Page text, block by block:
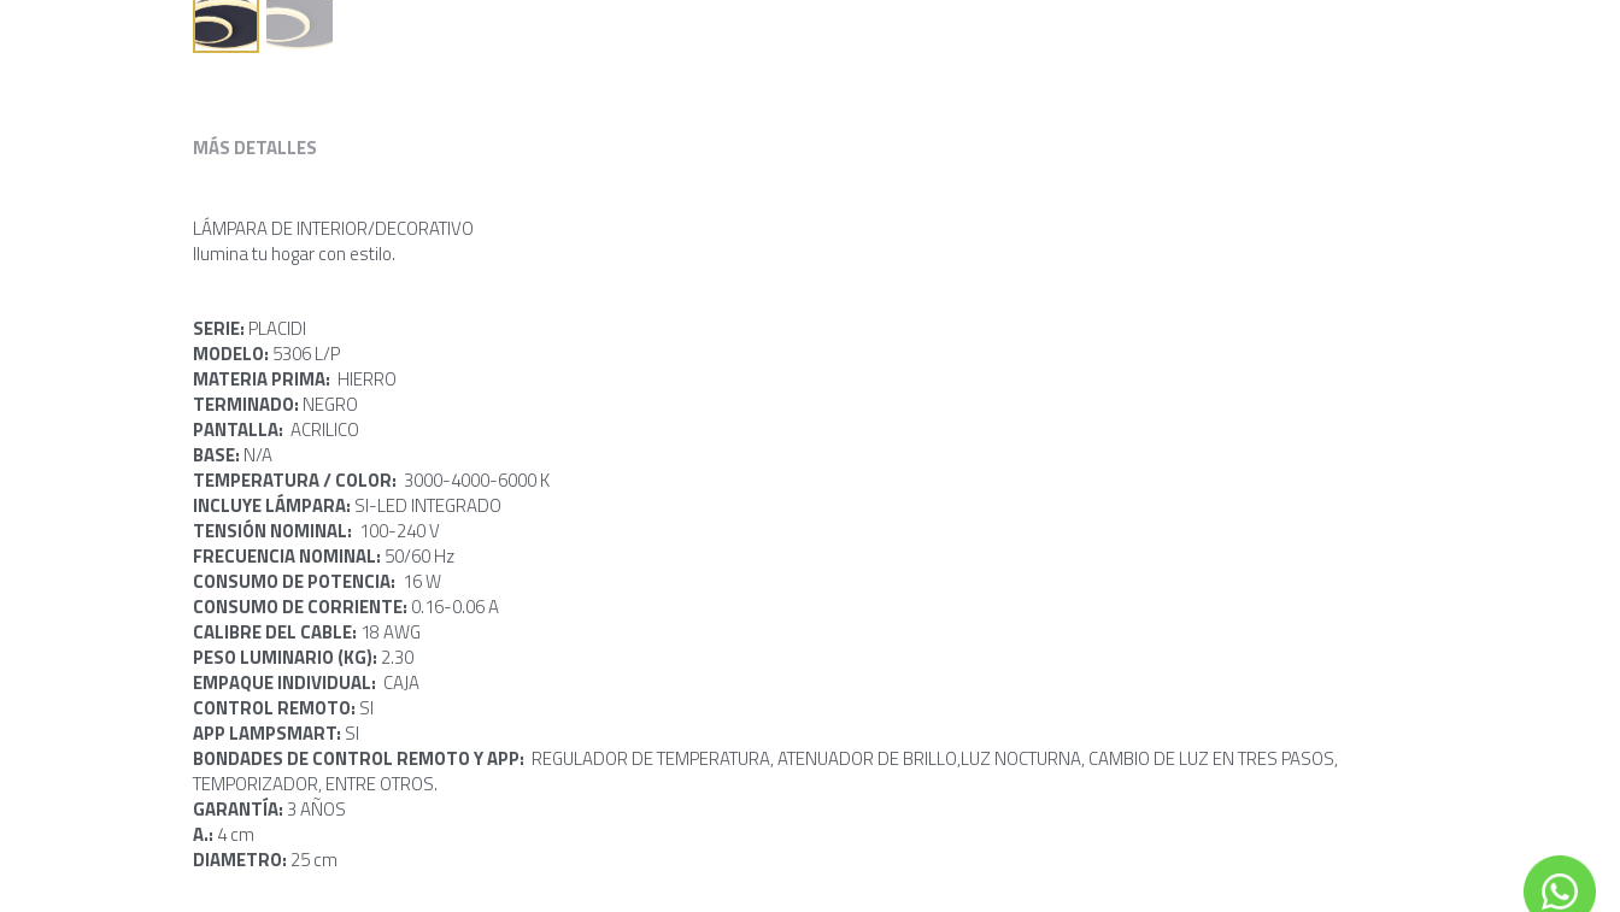
MÁS DETALLES
LÁMPARA DE INTERIOR/DECORATIVO
Ilumina tu hogar con estilo.
SERIE: PLACIDI
MODELO: 5306 L/P
MATERIA PRIMA: HIERRO
TERMINADO: NEGRO
PANTALLA: ACRILICO
BASE: N/A
TEMPERATURA / COLOR: 3000-4000-6000 K
INCLUYE LÁMPARA: SI-LED INTEGRADO
TENSIÓN NOMINAL: 100-240 V
FRECUENCIA NOMINAL: 50/60 Hz
CONSUMO DE POTENCIA: 16 W
CONSUMO DE CORRIENTE: 0.16-0.06 A
CALIBRE DEL CABLE: 18 AWG
PESO LUMINARIO (KG): 2.30
EMPAQUE INDIVIDUAL: CAJA
CONTROL REMOTO: SI
APP LAMPSMART: SI
BONDADES DE CONTROL REMOTO Y APP: REGULADOR DE TEMPERATURA, ATENUADOR DE BRILLO,LUZ NOCTURNA, CAMBIO DE LUZ EN TRES PASOS,
TEMPORIZADOR, ENTRE OTROS.
GARANTÍA: 3 AÑOS
A.: 4 cm
DIAMETRO: 25 cm